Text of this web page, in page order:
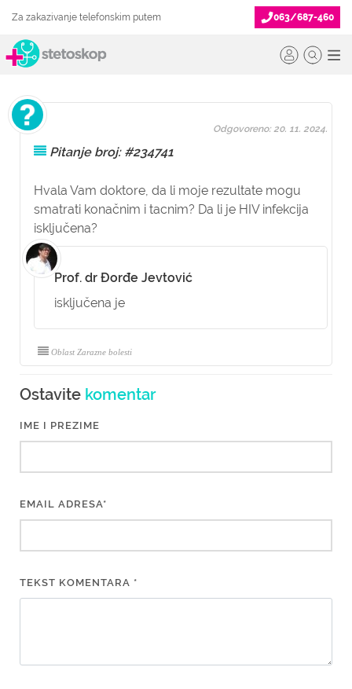
Za zakazivanje telefonskim putem 063/687-460
Pitanje broj: #234741
Hvala Vam doktore, da li moje rezultate mogu
smatrati konačnim i tacnim? Da li je HIV infekcija
isključena?
Odgovoreno: 20. 11. 2024.
Prof. dr Đorđe Jevtović
isključena je
Oblast Zarazne bolesti
Ostavite komentar
IME I PREZIME
EMAIL ADRESA*
TEKST KOMENTARA *